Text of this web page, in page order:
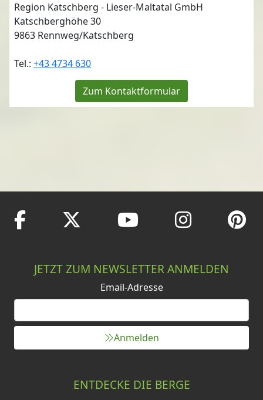
Region Katschberg - Lieser-Maltatal GmbH
Katschberghöhe 30
9863 Rennweg/Katschberg
Tel.: +43 4734 630
Zum Kontaktformular
JETZT ZUM NEWSLETTER ANMELDEN
Email-Adresse
Anmelden
ENTDECKE DIE BERGE